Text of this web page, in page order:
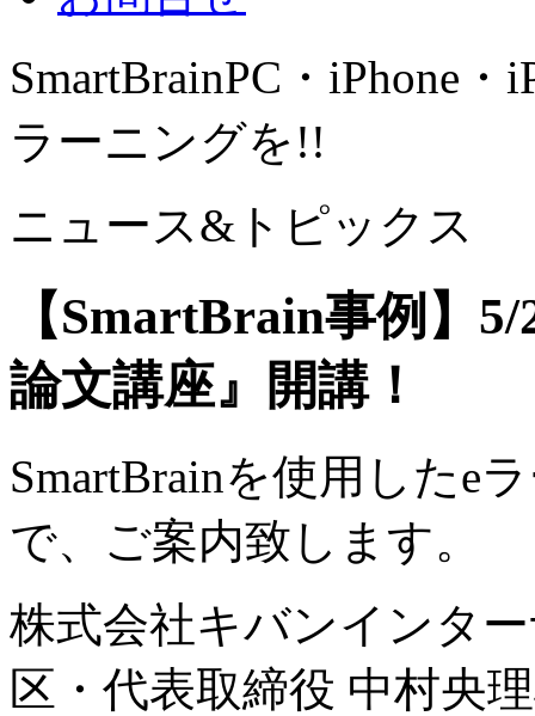
SmartBrainPC・iPhone・
ラーニングを!!
ニュース&トピックス
【SmartBrain事例】
論文講座』開講！
SmartBrainを使用したe
で、ご案内致します。
株式会社キバンインタ
区・代表取締役 中村央